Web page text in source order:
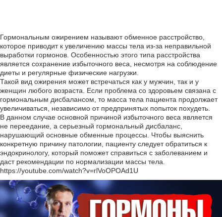
Гормональным ожирением называют обменное расстройство,
которое приводит к увеличению массы тела из-за неправильной
выработки гормонов. Особенностью этого типа расстройства
является сохранение избыточного веса, несмотря на соблюдение
диеты и регулярные физические нагрузки.
Такой вид ожирения может встречаться как у мужчин, так и у
женщин любого возраста. Если проблема со здоровьем связана с
гормональным дисбалансом, то масса тела пациента продолжает
увеличиваться, независимо от предпринятых попыток похудеть.
В данном случае основной причиной избыточного веса является
не переедание, а серьезный гормональный дисбаланс,
нарушающий основные обменные процессы. Чтобы выяснить
конкретную причину патологии, пациенту следует обратиться к
эндокринологу, который поможет справиться с заболеванием и
даст рекомендации по нормализации массы тела.
https://youtube.com/watch?v=rlVoOPOAd1U